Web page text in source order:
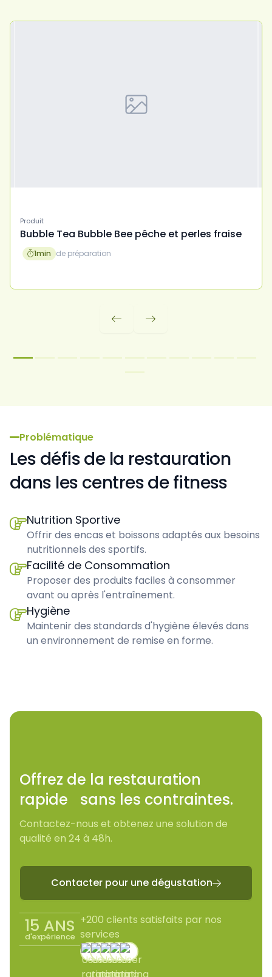
Produit
Bubble Tea Bubble Bee pêche et perles fraise
1min de préparation
 
Problématique
Les défis de la restauration
dans les centres de fitness
Nutrition Sportive
Offrir des encas et boissons adaptés aux besoins
nutritionnels des sportifs.
Facilité de Consommation
Proposer des produits faciles à consommer
avant ou après l'entraînement.
Hygiène
Maintenir des standards d'hygiène élevés dans
un environnement de remise en forme.
Offrez de la restauration
rapide sans les contraintes.
Contactez-nous et obtenez une solution de
qualité en 24 à 48h.
Contacter pour une dégustation
15 ANS
d'expérience
+200 clients satisfaits par nos
services